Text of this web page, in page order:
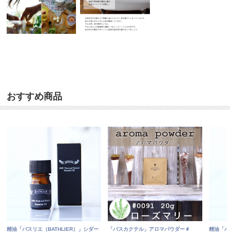
おすすめ商品
精油「バスリエ（BATHLIER）」シダー
「バスカクテル」アロマパウダー＃
精油「